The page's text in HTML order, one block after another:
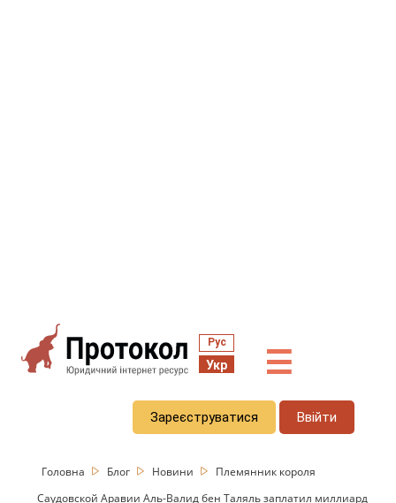
Рус
Укр ☰
Зареєструватися Ввійти
Головна Блог Новини
Племянник короля
Саудовской Аравии Аль-Валид бен Таляль заплатил миллиард